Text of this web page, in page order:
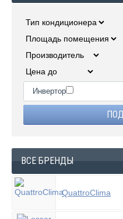
Инвертор
ВСЕ БРЕНДЫ
QuattroClima